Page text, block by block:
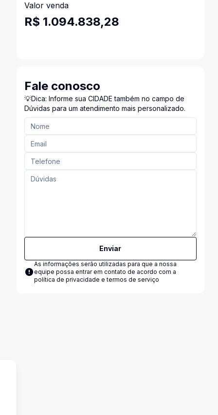
Valor venda
R$ 1.094.838,28
Fale conosco
💡Dica: Informe sua CIDADE também no campo de
Dúvidas para um atendimento mais personalizado.
Enviar
As informações serão utilizadas para que a nossa
equipe possa entrar em contato de acordo com a
política de privacidade e termos de serviço